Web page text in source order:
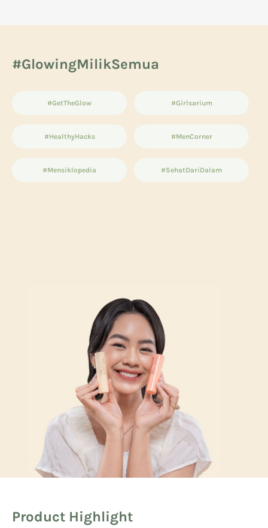
#GlowingMilikSemua
#GetTheGlow #Girlsarium
#HealthyHacks #MenCorner
#Mensiklopedia #SehatDariDalam
Product Highlight